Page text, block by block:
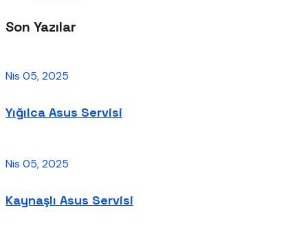
Son Yazılar
Nis 05, 2025
Yığılca Asus Servisi
Nis 05, 2025
Kaynaşlı Asus Servisi